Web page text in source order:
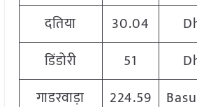
दतिया 30.04
डिंडोरी
51
गाडरवाड़ा
224.59